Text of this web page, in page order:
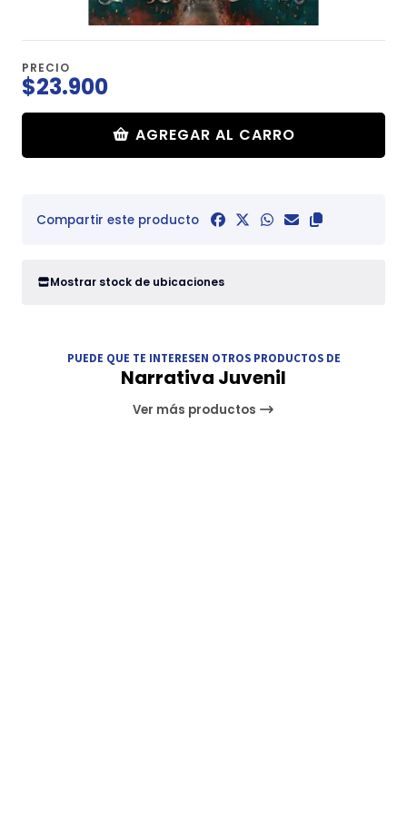
PRECIO
$23.900
AGREGAR AL CARRO
Compartir este producto
Mostrar stock de ubicaciones
PUEDE QUE TE INTERESEN OTROS PRODUCTOS DE
Narrativa Juvenil
Ver más productos